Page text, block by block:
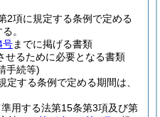
2項に規定する条例で定める
。
号までに掲げる書類
せるために必要となる書類
手続等)
定する条例で定める期間は、
用する法第15条第3項及び第